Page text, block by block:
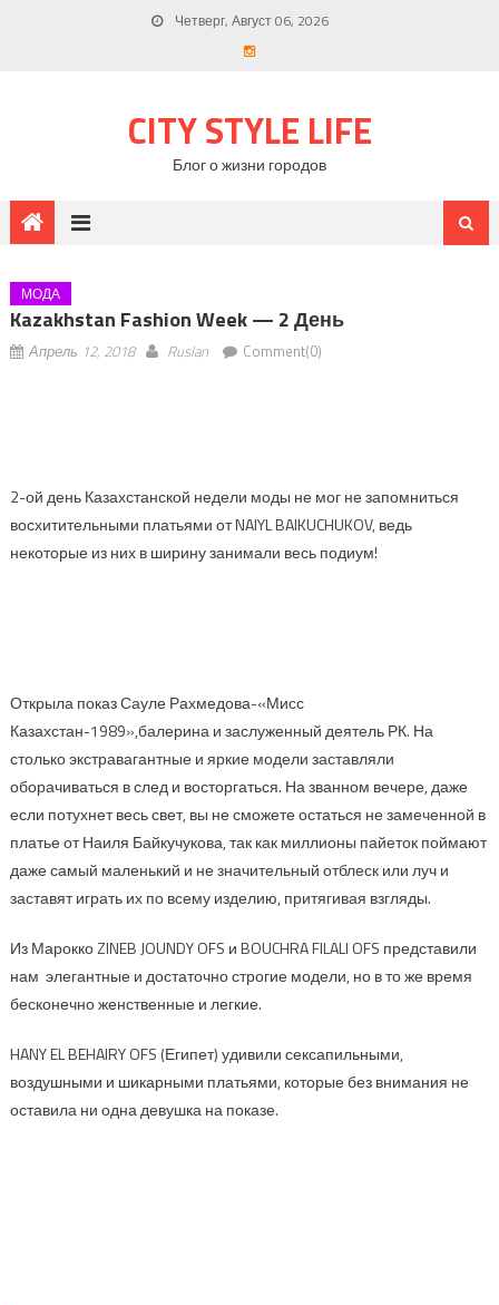
Четверг, Август 06, 2026
CITY STYLE LIFE
Блог о жизни городов
МОДА
Kazakhstan Fashion Week — 2 День
Апрель 12, 2018 Ruslan Comment(0)
2-ой день Казахстанской недели моды не мог не запомниться
восхитительными платьями от NAIYL BAIKUCHUKOV, ведь
некоторые из них в ширину занимали весь подиум!
Открыла показ Сауле Рахмедова-«Мисс
Казахстан-1989»,балерина и заслуженный деятель РК. На
столько экстравагантные и яркие модели заставляли
оборачиваться в след и восторгаться. На званном вечере, даже
если потухнет весь свет, вы не сможете остаться не замеченной в
платье от Наиля Байкучукова, так как миллионы пайеток поймают
даже самый маленький и не значительный отблеск или луч и
заставят играть их по всему изделию, притягивая взгляды.
Из Марокко ZINEB JOUNDY OFS и BOUCHRA FILALI OFS представили
нам элегантные и достаточно строгие модели, но в то же время
бесконечно женственные и легкие.
HANY EL BEHAIRY OFS (Египет) удивили сексапильными,
воздушными и шикарными платьями, которые без внимания не
оставила ни одна девушка на показе.